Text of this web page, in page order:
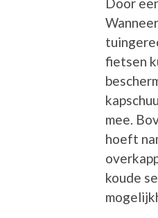
fietsen
mee.
hoeft
koude